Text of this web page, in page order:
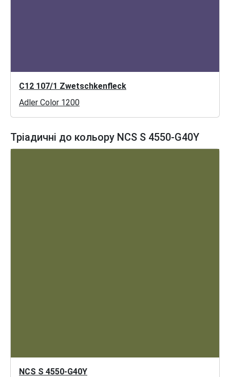
C12 107/1 Zwetschkenfleck
Adler Color 1200
Тріадичні до кольору NCS S 4550-G40Y
NCS S 4550-G40Y